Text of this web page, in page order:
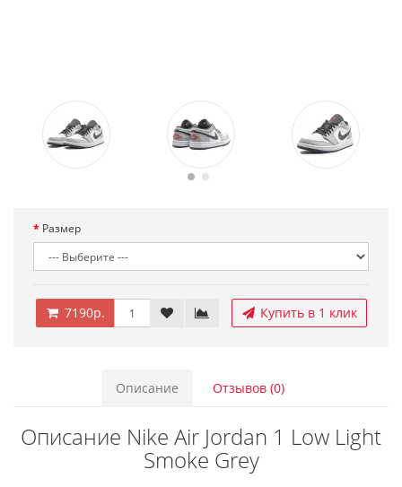
Размер
7190р. Купить в 1 клик
Описание Отзывов (0)
Описание Nike Air Jordan 1 Low Light
Smoke Grey